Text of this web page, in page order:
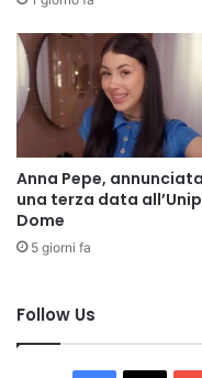
Anna Pepe, annunciata
una terza data
Dome
5 giorni fa
Follow Us